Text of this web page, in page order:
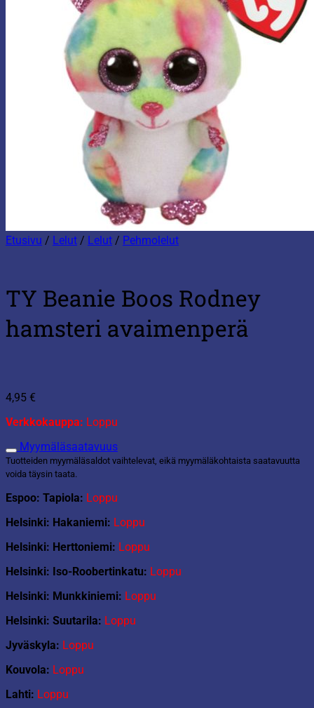
Etusivu / Lelut / Lelut / Pehmolelut
TY Beanie Boos Rodney
hamsteri avaimenperä
4,95 €
Verkkokauppa: Loppu
Myymäläsaatavuus
Tuotteiden myymäläsaldot vaihtelevat, eikä myymäläkohtaista saatavuutta
voida täysin taata.
Espoo: Tapiola: Loppu
Helsinki: Hakaniemi: Loppu
Helsinki: Herttoniemi: Loppu
Helsinki: Iso-Roobertinkatu: Loppu
Helsinki: Munkkiniemi: Loppu
Helsinki: Suutarila: Loppu
Jyväskyla: Loppu
Kouvola: Loppu
Lahti: Loppu